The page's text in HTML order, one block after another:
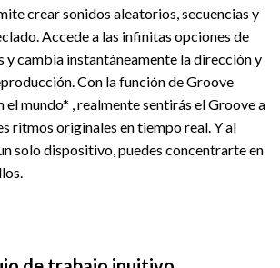
crear sonidos aleatorios, secuencias y
Accede a las infinitas opciones de
cambia instantáneamente la dirección y
Con la función de Groove
el mundo* , realmente sentirás el Groove a
ritmos originales en tiempo real. Y al
solo dispositivo, puedes concentrarte en